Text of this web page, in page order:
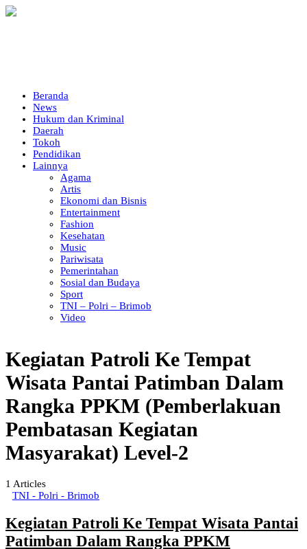
Beranda
News
Hukum dan Kriminal
Daerah
Tokoh
Pendidikan
Lainnya
Agama
Artis
Ekonomi dan Bisnis
Entertainment
Fashion
Kesehatan
Music
Pariwisata
Pemerintahan
Sosial dan Budaya
Sport
TNI – Polri – Brimob
Video
Kegiatan Patroli Ke Tempat
Wisata Pantai Patimban Dalam
Rangka PPKM (Pemberlakuan
Pembatasan Kegiatan
Masyarakat) Level-2
1 Articles
TNI - Polri - Brimob
Kegiatan Patroli Ke Tempat Wisata Pantai
Patimban Dalam Rangka PPKM